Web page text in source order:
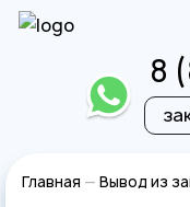
8
Главная — Вывод из